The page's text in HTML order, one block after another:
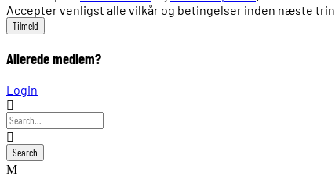
Accepter venligst alle vilkår og betingelser inden næste trin
Allerede medlem?
Login